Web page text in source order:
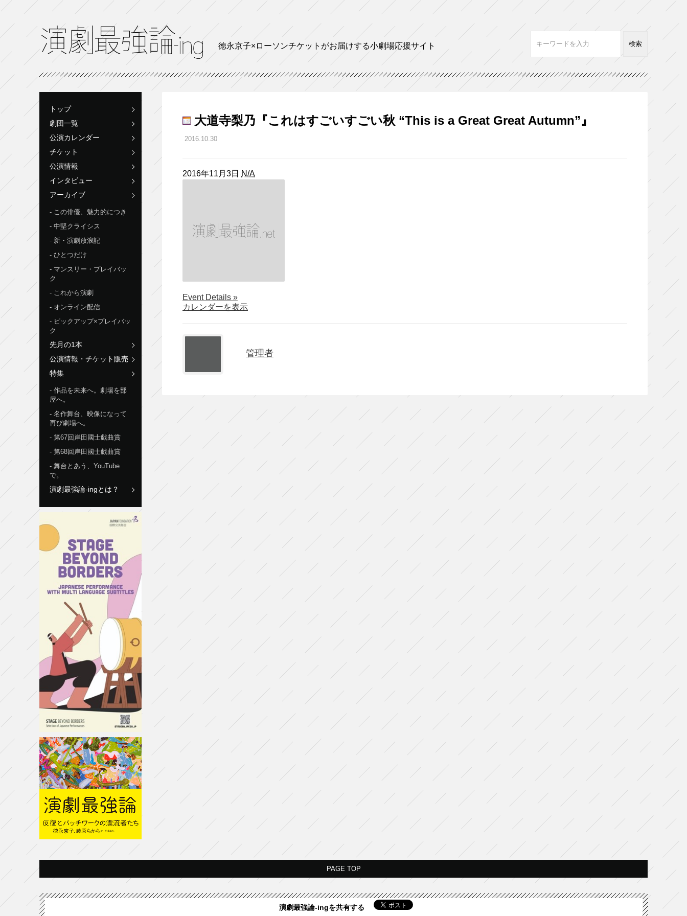
徳永京子×ローソンチケットがお届けする小劇場応援サイト
トップ
劇団一覧
公演カレンダー
チケット
公演情報
インタビュー
アーカイブ
この俳優、魅力的につき
中堅クライシス
新・演劇放浪記
ひとつだけ
マンスリー・プレイバッ
ク
これから演劇
オンライン配信
ピックアップ×プレイバッ
ク
先月の1本
公演情報・チケット販売
特集
作品を未来へ。劇場を部
屋へ。
名作舞台、映像になって
再び劇場へ。
第67回岸田國士戯曲賞
第68回岸田國士戯曲賞
舞台とあう、YouTube
で。
演劇最強論-ingとは？
大道寺梨乃『これはすごいすごい秋 “This is a Great Great Autumn”』
2016.10.30
2016年11月3日 N/A
Event Details about
大
『こ
い
ご
い
“This
Great
Autumn”』
»
カレンダーを表示
管理者
PAGE TOP
演劇最強論-ingを共有する